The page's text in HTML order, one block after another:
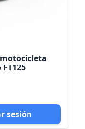
FT125
sesión